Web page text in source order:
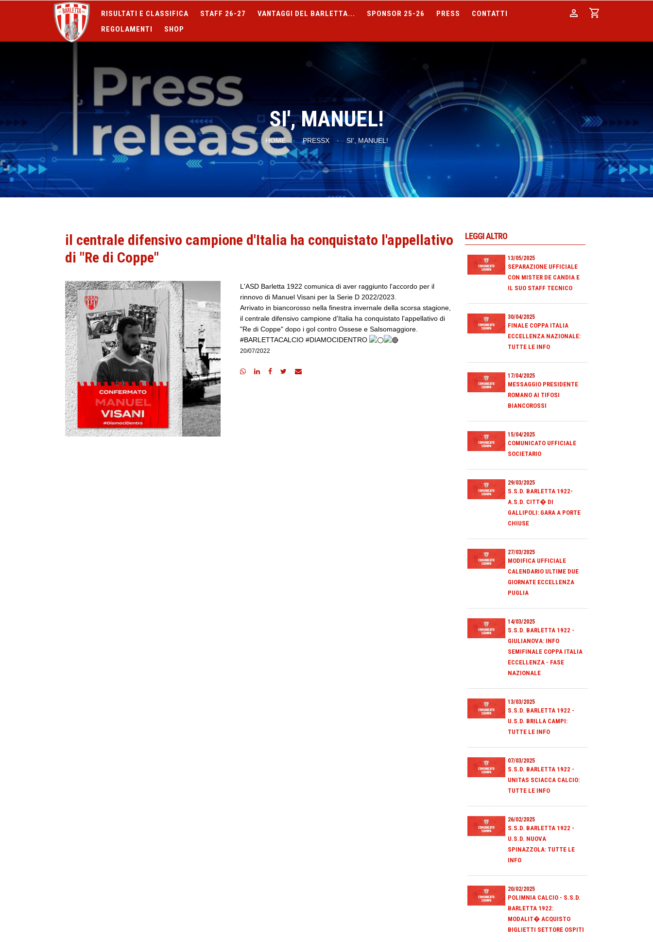
person shopping_cart
RISULTATI E CLASSIFICA STAFF 26-27 VANTAGGI DEL BARLETTA... SPONSOR 25-26 PRESS
CONTATTI
REGOLAMENTI
SHOP
SI', MANUEL!
HOME · PRESSX · SI', MANUEL!
il centrale difensivo campione d'Italia ha conquistato l'appellativo
di "Re di Coppe"
L'ASD Barletta 1922 comunica di aver raggiunto l'accordo per il
rinnovo di Manuel Visani per la Serie D 2022/2023.
Arrivato in biancorosso nella finestra invernale della scorsa stagione,
il centrale difensivo campione d'Italia ha conquistato l'appellativo di
"Re di Coppe" dopo i gol contro Ossese e Salsomaggiore.
#BARLETTACALCIO #DIAMOCIDENTRO
20/07/2022
LEGGI ALTRO
13/05/2025
SEPARAZIONE UFFICIALE
CON MISTER DE CANDIA E
IL SUO STAFF TECNICO
30/04/2025
FINALE COPPA ITALIA
ECCELLENZA NAZIONALE:
TUTTE LE INFO
17/04/2025
MESSAGGIO PRESIDENTE
ROMANO AI TIFOSI
BIANCOROSSI
15/04/2025
COMUNICATO UFFICIALE
SOCIETARIO
29/03/2025
S.S.D. BARLETTA 1922-
A.S.D. CITT� DI
GALLIPOLI: GARA A PORTE
CHIUSE
27/03/2025
MODIFICA UFFICIALE
CALENDARIO ULTIME DUE
GIORNATE ECCELLENZA
PUGLIA
14/03/2025
S.S.D. BARLETTA 1922 -
GIULIANOVA: INFO
SEMIFINALE COPPA ITALIA
ECCELLENZA - FASE
NAZIONALE
13/03/2025
S.S.D. BARLETTA 1922 -
U.S.D. BRILLA CAMPI:
TUTTE LE INFO
07/03/2025
S.S.D. BARLETTA 1922 -
UNITAS SCIACCA CALCIO:
TUTTE LE INFO
26/02/2025
S.S.D. BARLETTA 1922 -
U.S.D. NUOVA
SPINAZZOLA: TUTTE LE
INFO
20/02/2025
POLIMNIA CALCIO - S.S.D.
BARLETTA 1922:
MODALIT� ACQUISTO
BIGLIETTI SETTORE OSPITI